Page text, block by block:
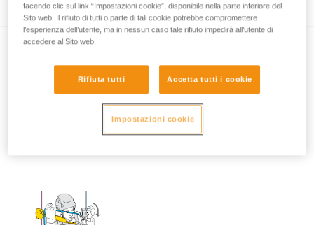
Utilizzo di ASAP e ASAP LOCK con forte
facendo clic sul link “Impostazioni cookie”, disponibile nella parte inferiore del
Sito web. Il rifiuto di tutti o parte di tali cookie potrebbe compromettere
l’esperienza dell’utente, ma in nessun caso tale rifiuto impedirà all’utente di
accedere al Sito web.
Rifiuta tutti Accetta tutti i cookie
Impostazioni cookie